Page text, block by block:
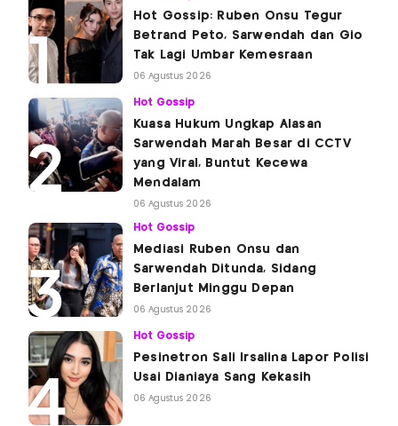
Hot Gossip: Ruben Onsu Tegur
Betrand Peto, Sarwendah dan Gio
Tak Lagi Umbar Kemesraan
06 Agustus 2026
Hot Gossip
Kuasa Hukum Ungkap Alasan
Sarwendah Marah Besar di CCTV
yang Viral, Buntut Kecewa
Mendalam
06 Agustus 2026
Hot Gossip
Mediasi Ruben Onsu dan
Sarwendah Ditunda, Sidang
Berlanjut Minggu Depan
06 Agustus 2026
Hot Gossip
Pesinetron Sali Irsalina Lapor Polisi
Usai Dianiaya Sang Kekasih
06 Agustus 2026